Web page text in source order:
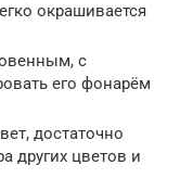
окрашивается
с
его фонарём
достаточно
других цветов и